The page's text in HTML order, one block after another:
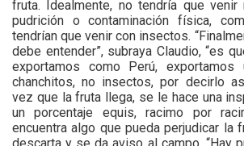
fruta. Idealmente, no tendría que venir
pudrición o contaminación física,
tendrían que venir con insectos.
debe entender”, subraya Claudio, “es
exportamos como Perú,
chanchitos, no insectos, por decirlo
vez que la fruta llega, se le hace una
un porcentaje equis, racimo por
encuentra algo que pueda perjudicar la